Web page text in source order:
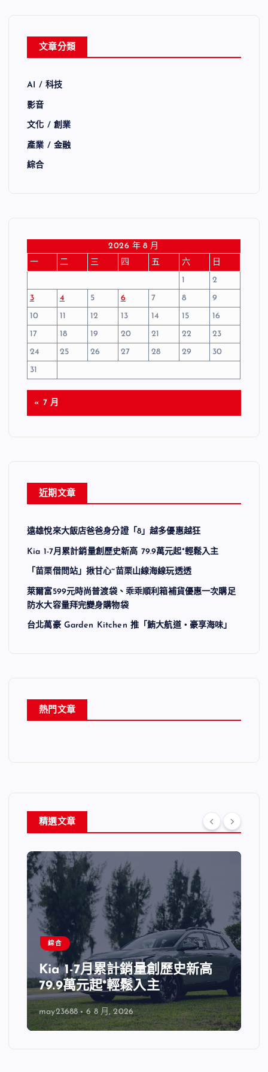
文章分類
AI / 科技
影音
文化 / 創業
產業 / 金融
綜合
2026 年 8 月
一
二 三 四 五 六
日
1
2
3
4 5 6 7 8
9
10
11 12 13 14 15
16
17
18 19 20 21 22
23
24
25 26 27 28 29
30
31
« 7 月
近期文章
遠雄悅來大飯店爸爸身分證「8」越多優惠越狂
Kia 1-7月累計銷量創歷史新高 79.9萬元起*輕鬆入主
「苗栗借問站」揪甘心~苗栗山線海線玩透透
萊爾富599元時尚普渡袋、乖乖順利箱補貨優惠一次購足
防水大容量拜完變身購物袋
台北萬豪 Garden Kitchen 推「鮪大航道・豪享海味」
熱門文章
精選文章
綜合
Kia 1-7月累計銷量創歷史新高
79.9萬元起*輕鬆入主
may23688 6 8 月, 2026